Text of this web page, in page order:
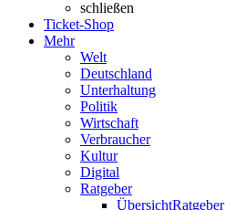
schließen
Ticket-Shop
Mehr
Welt
Deutschland
Unterhaltung
Politik
Wirtschaft
Verbraucher
Kultur
Digital
Ratgeber
ÜbersichtRatgeber